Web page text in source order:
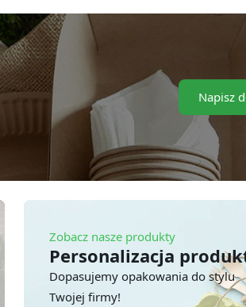
Napisz
Zobacz nasze produkty
Personalizacja
Dopasujemy opakowania do stylu
Twojej firmy!